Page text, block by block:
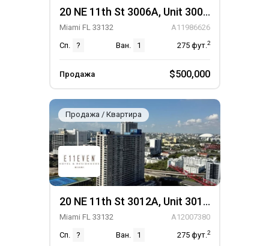
20 NE 11th St 3006A, Unit 3006A
Miami FL 33132
A11986626
Сп.
? Ван. 1 275 фут.2
Продажа $500,000
Продажа / Квартира
20 NE 11th St 3012A, Unit 3012A
Miami FL 33132
A12007380
Сп.
? Ван. 1 275 фут.2